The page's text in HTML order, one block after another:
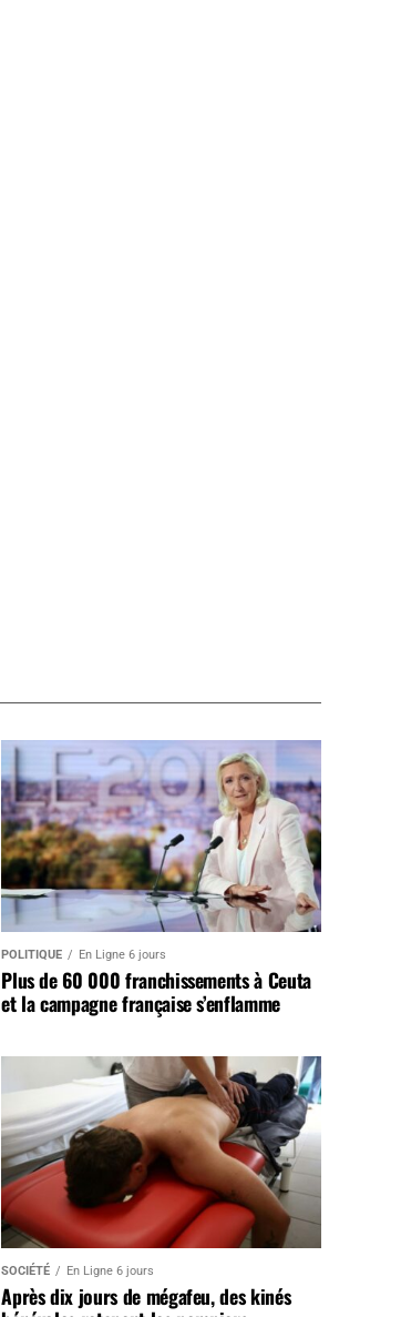
POLITIQUE En Ligne 6 jours
Plus de 60 000 franchissements à Ceuta
et la campagne française s’enflamme
SOCIÉTÉ En Ligne 6 jours
Après dix jours de mégafeu, des kinés